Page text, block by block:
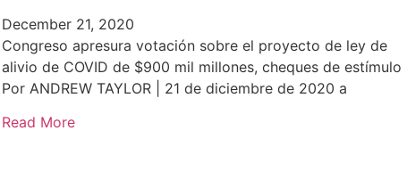
December 21, 2020
Congreso apresura votación sobre el proyecto de ley de
alivio de COVID de $900 mil millones, cheques de estímulo
Por ANDREW TAYLOR | 21 de diciembre de 2020 a
Read More